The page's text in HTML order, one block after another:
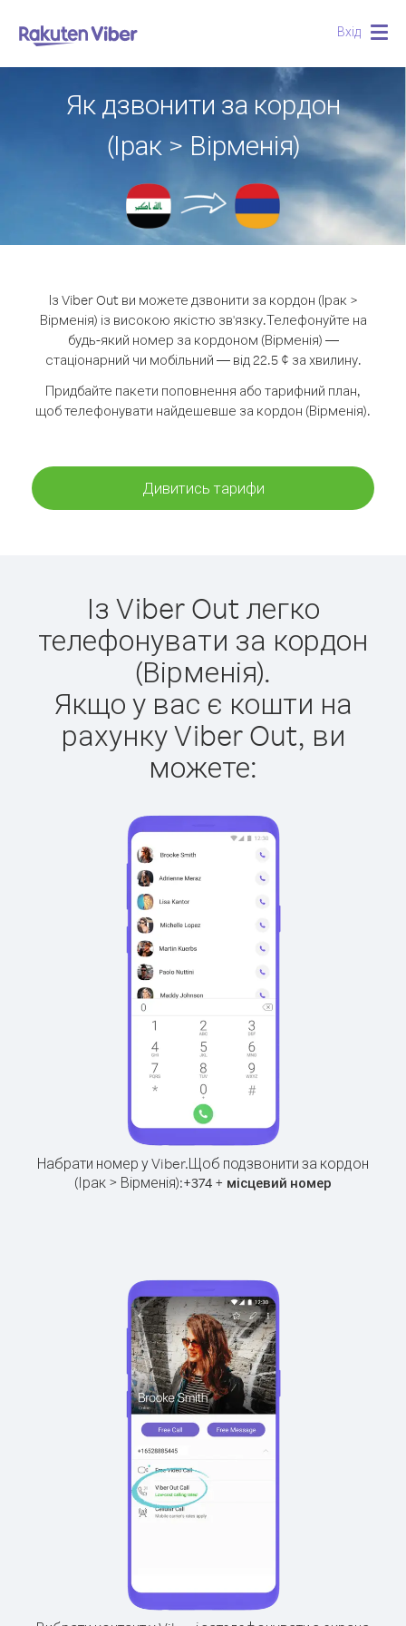
Вхід
Як дзвонити за кордон
(Ірак > Вірменія)
Із Viber Out ви можете дзвонити за кордон (Ірак >
Вірменія) із високою якістю зв'язку.Телефонуйте на
будь-який номер за кордоном (Вірменія) —
стаціонарний чи мобільний — від 22.5 ¢ за хвилину.
Придбайте пакети поповнення або тарифний план,
щоб телефонувати найдешевше за кордон (Вірменія).
Дивитись тарифи
Із Viber Out легко
телефонувати за кордон
(Вірменія).
Якщо у вас є кошти на
рахунку Viber Out, ви
можете:
Набрати номер у Viber.Щоб подзвонити за кордон
(Ірак > Вірменія):+374 + місцевий номер